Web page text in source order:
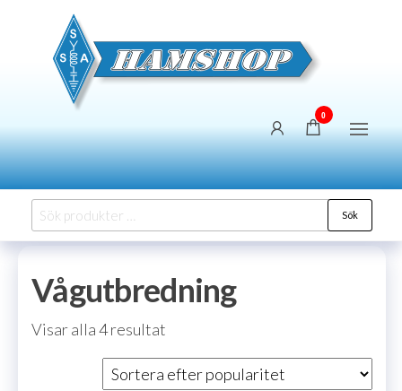
innehållet
0
Sök
efter:
Sök
Vågutbredning
Visar alla 4 resultat
efter
popularitet